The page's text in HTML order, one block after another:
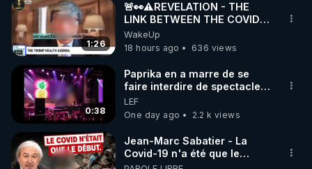
1:26
🚨👀⚠️REVELATION - THE
LINK BETWEEN THE COVID
VACCINE AND CANCER -LIEN
VACCIN COVID ET CANCER
WakeUp
18 hours ago
636 views
0:38
Paprika en a marre de se
faire interdire de spectacle.
Elle décide donc de devenir
DJ !
LEF
One day ago
2.2 k views
Jean-Marc Sabatier - La
Covid-19 n'a été que le
début - L'ARNm & l'ARNm-aa